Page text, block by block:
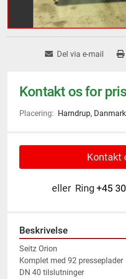
Del via e-mail
Kontakt os for
Placering: Harndrup, Danmark
Kontakt
eller Ring +45
Beskrivelse
Seitz Orion
Komplet med 92 presseplader
DN 40 tilslutninger